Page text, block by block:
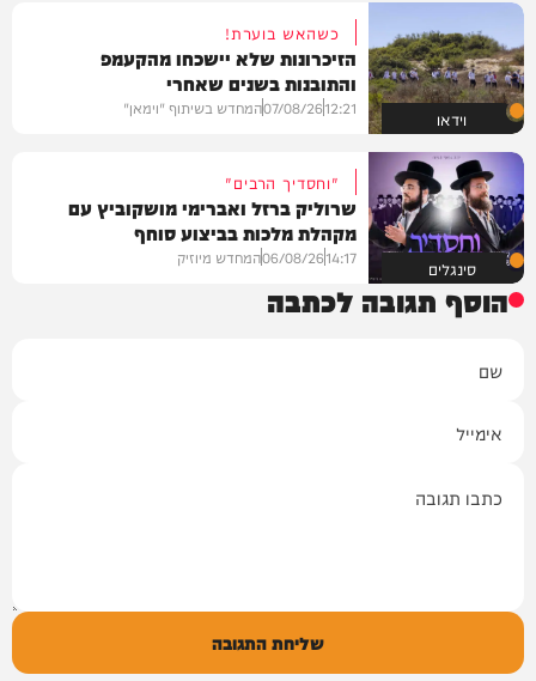
וידאו
כשהאש בוערת!
הזיכרונות שלא יישכחו מהקעמפ
והתובנות בשנים שאחרי
12:21
07/08/26המחדש בשיתוף "וימאן"
סינגלים
"וחסדיך הרבים"
שרוליק ברזל ואברימי מושקוביץ עם
מקהלת מלכות בביצוע סוחף
14:17
06/08/26המחדש מיוזיק
הוסף תגובה לכתבה
שליחת התגובה